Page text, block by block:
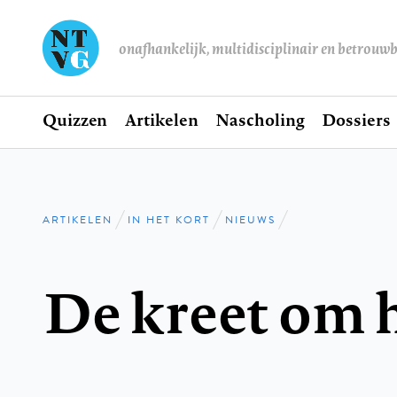
onafhankelijk, multidisciplinair en
Hoofdnavigatie
Home
Quizzen Artikelen Nascholing Dossiers
Kruimelpad
ARTIKELEN IN HET KORT NIEUWS
De kreet om